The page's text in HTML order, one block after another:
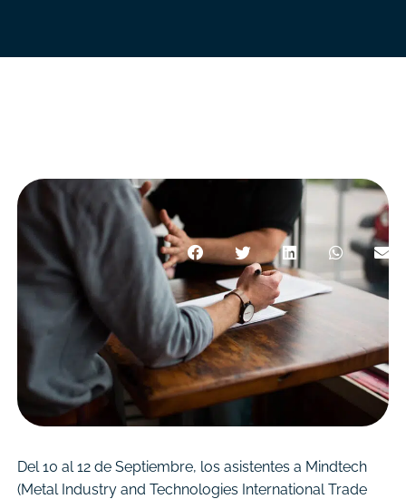
Del 10 al 12 de Septiembre, los asistentes a Mindtech
(Metal Industry and Technologies International Trade